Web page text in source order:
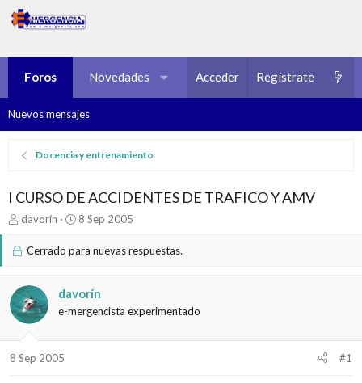
Foros Novedades Multimedia Recursos
Acceder Regístrate
Nuevos mensajes
Docencia y entrenamiento
I CURSO DE ACCIDENTES DE TRAFICO Y AMV
I
i
a
d
o
e
davorín
F
c
d
8 Sep 2005
Cerrado para nuevas respuestas.
davorín
e-mergencista experimentado
8 Sep 2005 #1